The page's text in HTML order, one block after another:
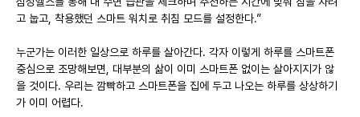
고 눕고, 착용했던 스마트 워치로 취침 모드를 설정한다.”
누군가는 이러한 일상으로 하루를 살아간다. 각자 이렇게 하루를 스마트폰
중심으로 조망해보면, 대부분의 삶이 이미 스마트폰 없이는 살아지지가 않
을 것이다. 우리는 깜빡하고 스마트폰을 집에 두고 나오는 하루를 상상하기
가 이미 어렵다.